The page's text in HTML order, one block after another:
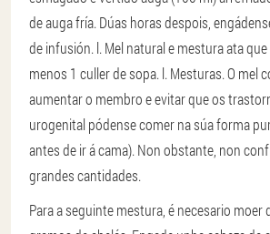
de auga fría. Dúas horas despois,
de infusión. l. Mel natural e mestura ata
menos 1 culler de sopa. l. Mesturas. O mel
aumentar o membro e evitar que os
urogenital pódense comer na súa forma
antes de ir á cama). Non obstante, non
grandes cantidades.
Para a seguinte mestura, é necesario moer